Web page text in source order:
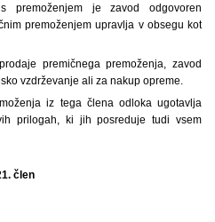
je zavod odgovoren
premoženjem upravlja v obsegu kot
premičnega premoženja, zavod
vzdrževanje ali za nakup opreme.
iz tega člena odloka ugotavlja
prilogah, ki jih posreduje tudi vsem
člen